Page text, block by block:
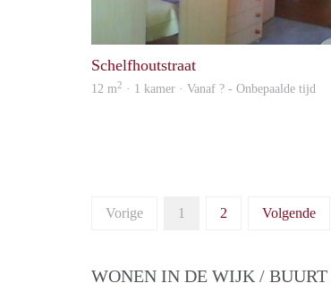
Schelfhoutstraat
12 m2 · 1 kamer · Vanaf ? - Onbepaalde tijd
Vorige 1 2 Volgende
WONEN IN DE WIJK / BUURT